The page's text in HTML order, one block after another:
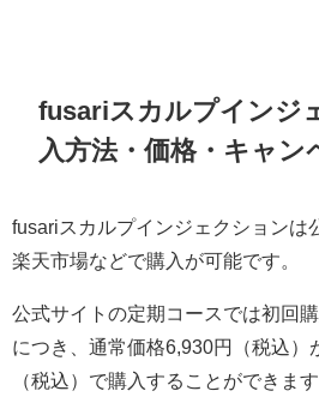
fusariスカルプインジ
入方法・価格・キャン
fusariスカルプインジェクションは
楽天市場などで購入が可能です。
公式サイトの定期コースでは初回
につき、通常価格6,930円（税込）
（税込）で購入することができます